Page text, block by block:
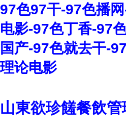
97色97干-97色播
电影-97色丁香-97
国产-97色就去干-
理论电影
山東欲珍饈餐飲管